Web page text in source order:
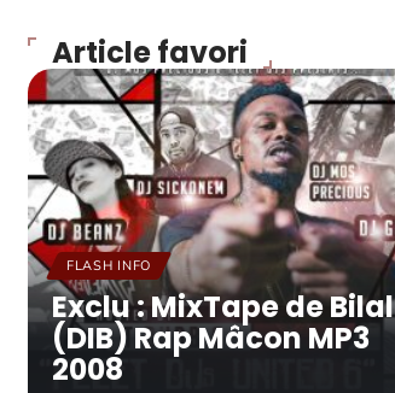
Article favori
FLASH INFO
Exclu : MixTape de Bilal
(DIB) Rap Mâcon MP3
2008